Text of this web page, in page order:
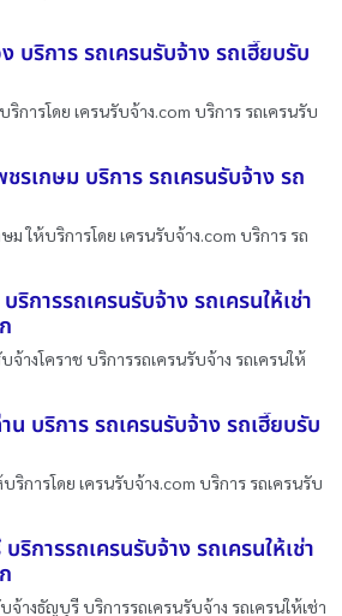
บริการ รถเครนรับจ้าง รถเฮี๊ยบรับ
การโดย เครนรับจ้าง.com บริการ รถเครนรับ
รเกษม บริการ รถเครนรับจ้าง รถ
ม ให้บริการโดย เครนรับจ้าง.com บริการ รถ
ริการรถเครนรับจ้าง รถเครนให้เช่า
จ้างโคราช บริการรถเครนรับจ้าง รถเครนให้
น บริการ รถเครนรับจ้าง รถเฮี๊ยบรับ
ริการโดย เครนรับจ้าง.com บริการ รถเครนรับ
การรถเครนรับจ้าง รถเครนให้เช่า
จ้างธัญบุรี บริการรถเครนรับจ้าง รถเครนให้เช่า